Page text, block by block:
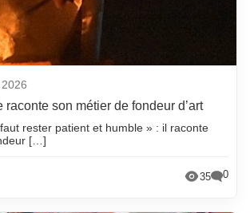
raconte son métier de fondeur d’art
rester patient et humble » : il raconte
[…]
35 0